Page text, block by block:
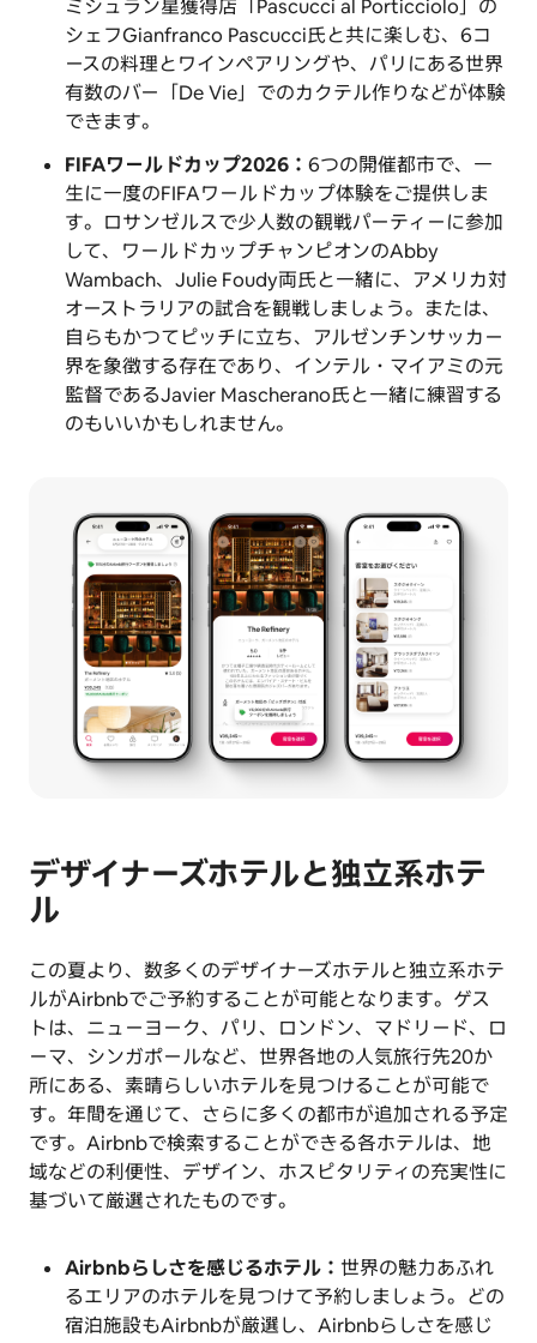
ミシュラン星獲得店「Pascucci al Porticciolo」の
シェフGianfranco Pascucci氏と共に楽しむ、6コ
ースの料理とワインペアリングや、パリにある世界
有数のバー「De Vie」でのカクテル作りなどが体験
できます。
FIFAワールドカップ2026： 6つの開催都市で、一
生に一度のFIFAワールドカップ体験をご提供しま
す。ロサンゼルスで少人数の観戦パーティーに参加
して、ワールドカップチャンピオンのAbby
Wambach、Julie Foudy両氏と一緒に、アメリカ対
オーストラリアの試合を観戦しましょう。または、
自らもかつてピッチに立ち、アルゼンチンサッカー
界を象徴する存在であり、インテル・マイアミの元
監督であるJavier Mascherano氏と一緒に練習する
のもいいかもしれません。
デザイナーズホテルと独立系ホテ
ル
この夏より、数多くのデザイナーズホテルと独立系ホテ
ルがAirbnbでご予約することが可能となります。ゲス
トは、ニューヨーク、パリ、ロンドン、マドリード、ロ
ーマ、シンガポールなど、世界各地の人気旅行先20か
所にある、素晴らしいホテルを見つけることが可能で
す。年間を通じて、さらに多くの都市が追加される予定
です。Airbnbで検索することができる各ホテルは、地
域などの利便性、デザイン、ホスピタリティの充実性に
基づいて厳選されたものです。
Airbnbらしさを感じるホテル： 世界の魅力あふれ
るエリアのホテルを見つけて予約しましょう。どの
宿泊施設もAirbnbが厳選し、Airbnbらしさを感じ